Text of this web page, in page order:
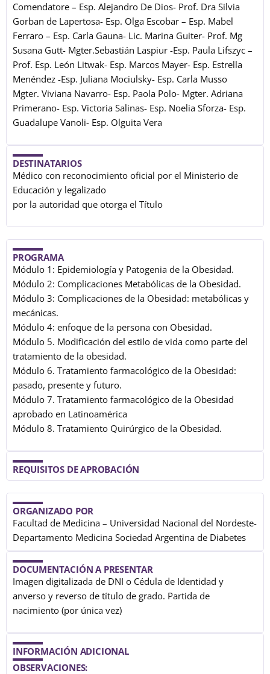
Comendatore – Esp. Alejandro De Dios- Prof. Dra Silvia
Gorban de Lapertosa- Esp. Olga Escobar – Esp. Mabel
Ferraro – Esp. Carla Gauna- Lic. Marina Guiter- Prof. Mg
Susana Gutt- Mgter.Sebastián Laspiur -Esp. Paula Lifszyc –
Prof. Esp. León Litwak- Esp. Marcos Mayer- Esp. Estrella
Menéndez -Esp. Juliana Mociulsky- Esp. Carla Musso
Mgter. Viviana Navarro- Esp. Paola Polo- Mgter. Adriana
Primerano- Esp. Victoria Salinas- Esp. Noelia Sforza- Esp.
Guadalupe Vanoli- Esp. Olguita Vera
DESTINATARIOS
Médico con reconocimiento oficial por el Ministerio de
Educación y legalizado
por la autoridad que otorga el Título
PROGRAMA
Módulo 1: Epidemiología y Patogenia de la Obesidad.
Módulo 2: Complicaciones Metabólicas de la Obesidad.
Módulo 3: Complicaciones de la Obesidad: metabólicas y
mecánicas.
Módulo 4: enfoque de la persona con Obesidad.
Módulo 5. Modificación del estilo de vida como parte del
tratamiento de la obesidad.
Módulo 6. Tratamiento farmacológico de la Obesidad:
pasado, presente y futuro.
Módulo 7. Tratamiento farmacológico de la Obesidad
aprobado en Latinoamérica
Módulo 8. Tratamiento Quirúrgico de la Obesidad.
REQUISITOS DE APROBACIÓN
ORGANIZADO POR
Facultad de Medicina – Universidad Nacional del Nordeste-
Departamento Medicina Sociedad Argentina de Diabetes
DOCUMENTACIÓN A PRESENTAR
Imagen digitalizada de DNI o Cédula de Identidad y
anverso y reverso de título de grado. Partida de
nacimiento (por única vez)
INFORMACIÓN ADICIONAL
OBSERVACIONES: